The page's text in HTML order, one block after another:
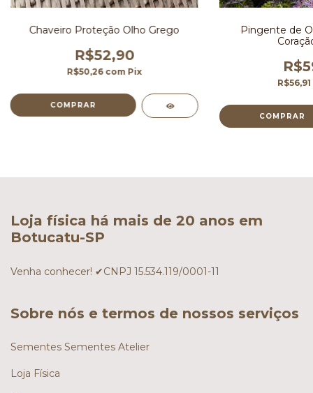
Chaveiro Proteção Olho Grego
R$52,90
R$50,26 com Pix
Pingente de
R$56,91
Loja física há mais de 20 anos em
Botucatu-SP
Venha conhecer! ✔CNPJ 15.534.119/0001-11
Sobre nós e termos de nossos serviços
Sementes Sementes Atelier
Loja Física